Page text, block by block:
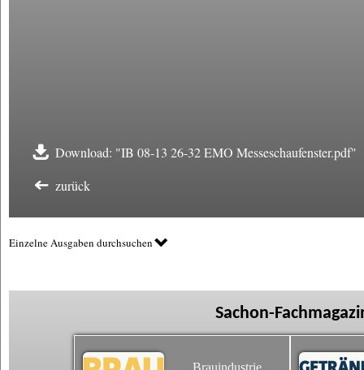
Download: "IB 08-13 26-32 EMO Messeschaufenster.pdf"
zurück
Einzelne Ausgaben durchsuchen
Sachon-
Brauindustrie